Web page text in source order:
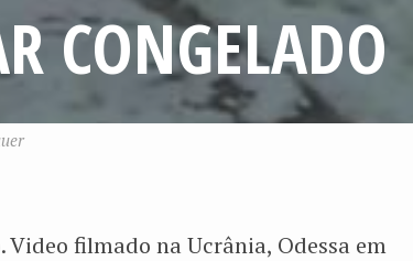
CONGELADO
filmado na Ucrânia, Odessa em